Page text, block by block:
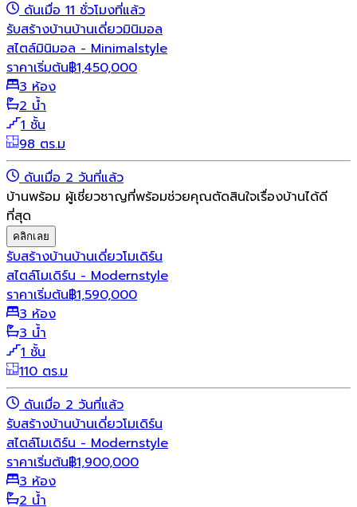
ดันเมื่อ 11 ชั่วโมงที่แล้ว
รับสร้างบ้านบ้านเดี่ยวมินิมอล
สไตล์มินิมอล - Minimalstyle
ราคาเริ่มต้น฿1,450,000
3 ห้อง
2 น้ำ
1 ชั้น
98 ตร.ม
ดันเมื่อ 2 วันที่แล้ว
บ้านพร้อม ผู้เชี่ยวชาญที่พร้อมช่วยคุณตัดสินใจเรื่องบ้านได้ดี
ที่สุด
คลิกเลย
รับสร้างบ้านบ้านเดี่ยวโมเดิร์น
สไตล์โมเดิร์น - Modernstyle
ราคาเริ่มต้น฿1,590,000
3 ห้อง
3 น้ำ
1 ชั้น
110 ตร.ม
ดันเมื่อ 2 วันที่แล้ว
รับสร้างบ้านบ้านเดี่ยวโมเดิร์น
สไตล์โมเดิร์น - Modernstyle
ราคาเริ่มต้น฿1,900,000
3 ห้อง
2 น้ำ